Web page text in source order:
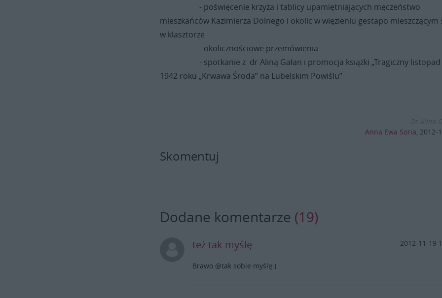
- poświęcenie krzyża i tablicy upamiętniających męczeństwo
mieszkańców Kazimierza Dolnego i okolic w więzieniu gestapo mieszczącym
w klasztorze
- okolicznościowe przemówienia
- spotkanie z dr Aliną Gałan i promocja książki „Tragiczny listopad
1942 roku „Krwawa Środa” na Lubelskim Powiślu”
Anna Ewa Soria 2012-
Skomentuj
Dodane komentarze (19)
też tak myślę 2012-11-19
Brawo @tak sobie myślę:)